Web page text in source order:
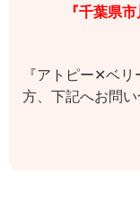
『千葉県
『アトピー✕ベ
方、下記へお問い